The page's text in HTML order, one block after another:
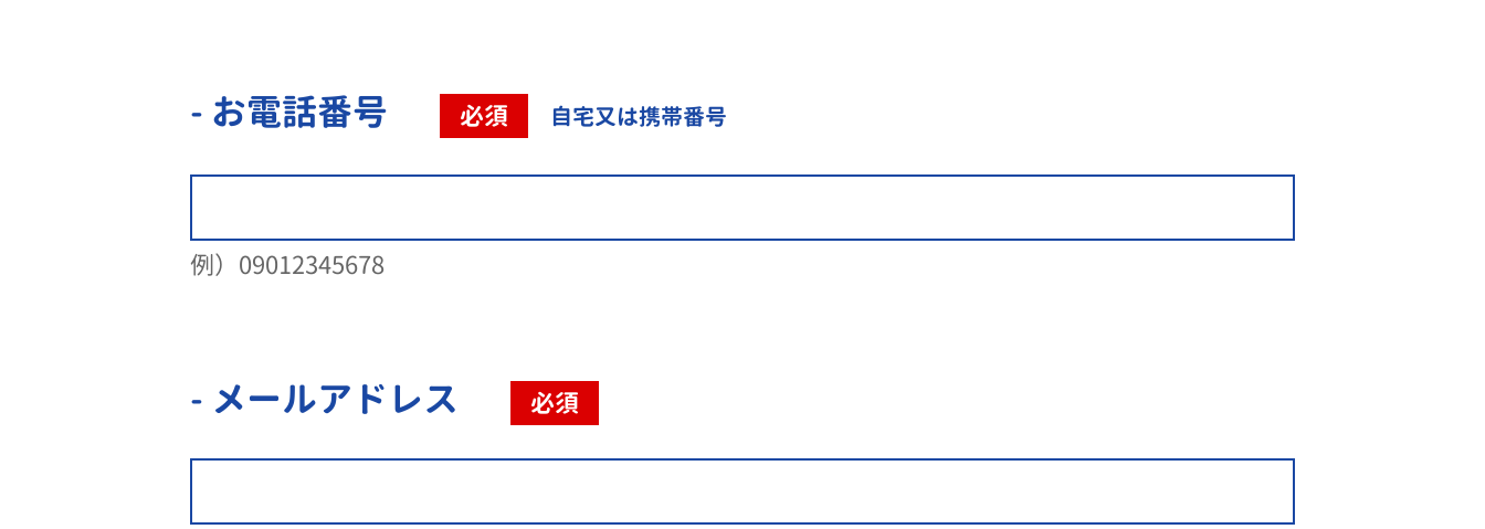
- お電話番号 必須 自宅又は携帯番号
例）09012345678
- メールアドレス 必須